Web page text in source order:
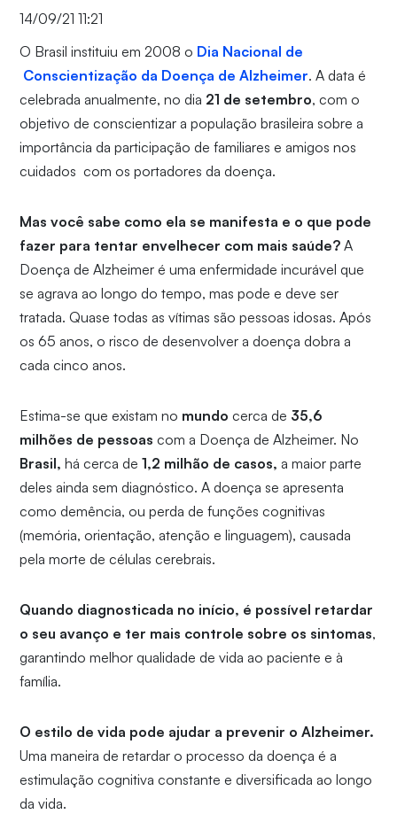
14/09/21 11:21
O Brasil instituiu em 2008 o Dia Nacional de
Conscientização da Doença de Alzheimer. A data é
celebrada anualmente, no dia 21 de setembro, com o
objetivo de conscientizar a população brasileira sobre a
importância da participação de familiares e amigos nos
cuidados com os portadores da doença.
Mas você sabe como ela se manifesta e o que pode
fazer para tentar envelhecer com mais saúde?A
Doença de Alzheimer é uma enfermidade incurável que
se agrava ao longo do tempo, mas pode e deve ser
tratada. Quase todas as vítimas são pessoas idosas. Após
os 65 anos, o risco de desenvolver a doença dobra a
cada cinco anos.
Estima-se que existam no mundo cerca de 35,6
milhões de pessoas com a Doença de Alzheimer. No
Brasil, há cerca de 1,2 milhão de casos, a maior parte
deles ainda sem diagnóstico. A doença se apresenta
como demência, ou perda de funções cognitivas
(memória, orientação, atenção e linguagem), causada
pela morte de células cerebrais.
Quando diagnosticada no início, é possível retardar
o seu avanço e ter mais controle sobre os sintomas,
garantindo melhor qualidade de vida ao paciente e à
família.
O estilo de vida pode ajudar a prevenir o Alzheimer.
Uma maneira de retardar o processo da doença é a
estimulação cognitiva constante e diversificada ao longo
da vida.